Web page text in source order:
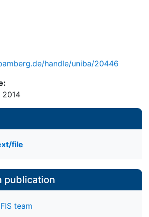
handle/uniba/20446
2014
file
publication
team